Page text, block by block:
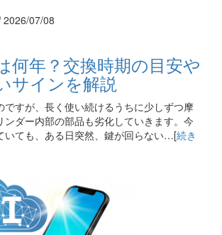
2026/07/08
何年？交換時期の目安や
サインを解説
ですが、長く使い続けるうちに少しずつ摩
ンダー内部の部品も劣化していきます。今
いても、ある日突然、鍵が回らない…[続き